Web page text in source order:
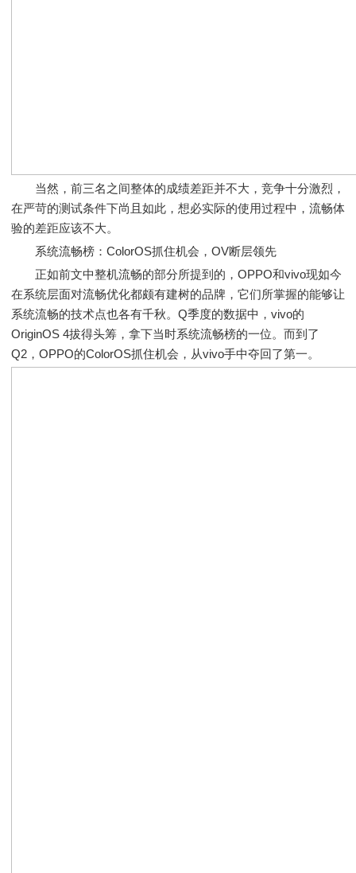
当然，前三名之间整体的成绩差距并不大，竞争十分激烈，
在严苛的测试条件下尚且如此，想必实际的使用过程中，流畅体
验的差距应该不大。
系统流畅榜：ColorOS抓住机会，OV断层领先
正如前文中整机流畅的部分所提到的，OPPO和vivo现如今
在系统层面对流畅优化都颇有建树的品牌，它们所掌握的能够让
系统流畅的技术点也各有千秋。Q季度的数据中，vivo的
OriginOS 4拔得头筹，拿下当时系统流畅榜的一位。而到了
Q2，OPPO的ColorOS抓住机会，从vivo手中夺回了第一。